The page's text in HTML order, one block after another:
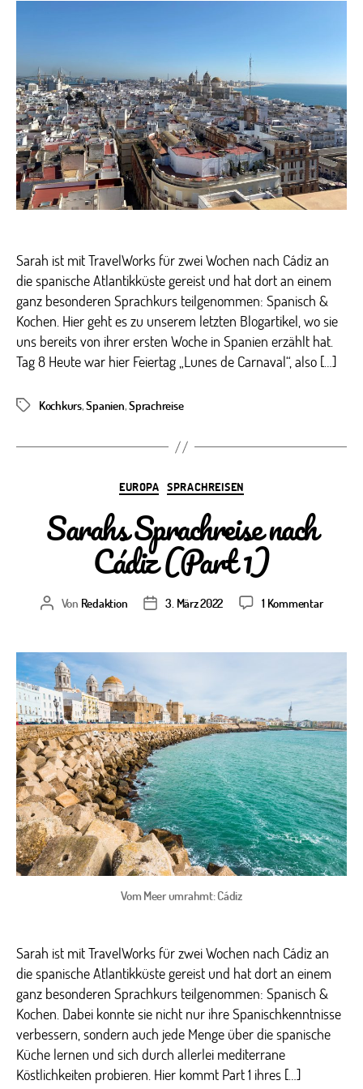
nach
Sarah ist mit TravelWorks für zwei Wochen nach Cádiz an
die spanische Atlantikküste gereist und hat dort an einem
ganz besonderen Sprachkurs teilgenommen: Spanisch &
Kochen. Hier geht es zu unserem letzten Blogartikel, wo sie
uns bereits von ihrer ersten Woche in Spanien erzählt hat.
Tag 8 Heute war hier Feiertag „Lunes de Carnaval“, also […]
Schlagwörter
Kochkurs,Spanien,Sprachreise
Kategorien
EUROPA SPRACHREISEN
Sarahs Sprachreise nach
Cádiz (Part 1)
Beitragsautor
Von Redaktion Veröffentlichungsdatum
3. März 2022 1 Kommentarzu
nach
(Part
Vom Meer umrahmt: Cádiz
Sarah ist mit TravelWorks für zwei Wochen nach Cádiz an
die spanische Atlantikküste gereist und hat dort an einem
ganz besonderen Sprachkurs teilgenommen: Spanisch &
Kochen. Dabei konnte sie nicht nur ihre Spanischkenntnisse
verbessern, sondern auch jede Menge über die spanische
Küche lernen und sich durch allerlei mediterrane
Köstlichkeiten probieren. Hier kommt Part 1 ihres […]